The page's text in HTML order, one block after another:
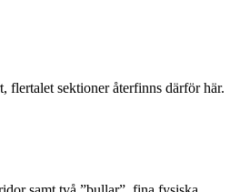
flertalet sektioner återfinns därför här.